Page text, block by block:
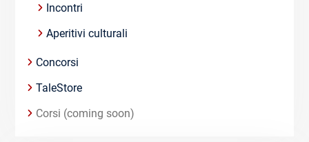
Incontri
Aperitivi culturali
Concorsi
TaleStore
Corsi (coming soon)